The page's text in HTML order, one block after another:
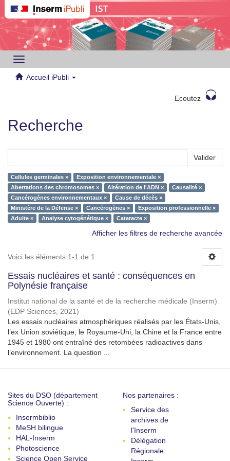
Toggle
navigation
Accueil iPubli
Ecoutez
Recherche
Valider
Cellules germinales ×
Exposition environnementale ×
Aberrations des chromosomes ×
Altération de l'ADN ×
Causalité ×
Cancérogènes environnementaux ×
Cause de décès ×
Ministère de la Défense ×
Cancérogènes ×
Exposition professionnelle ×
Adulte ×
Analyse cytogénétique × Cataracte ×
Afficher les filtres de recherche avancée
Voici les éléments 1-1 de 1
Essais nucléaires et santé : conséquences en
Polynésie française
Institut national de la santé et de la recherche médicale (Inserm)
(EDP Sciences, 2021)
Les essais nucléaires atmosphériques réalisés par les États-Unis,
l’ex Union soviétique, le Royaume-Uni, la Chine et la France entre
1945 et 1980 ont entraîné des retombées radioactives dans
l’environnement. La question ...
Sites du DSO (département
Science Ouverte) :
Insermbiblio
MeSH bilingue
HAL-Inserm
Photoscience
Science Open Service
Nos partenaires :
Service des
archives de
l'Inserm
Délégation
Régionale